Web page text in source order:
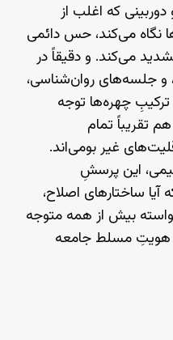
که اغلب از
می‌کند، حس دائمی
می‌کند. و دقیقاً در
جلسه‌های روان‌شناسی،
چهره‌ها توجه
تقریباً تمام
غیر بومی‌اند.
این پرسشِ
ساختارهای اصلاح،
بیش از همه متوجه
هویتِ مسلط جامعه